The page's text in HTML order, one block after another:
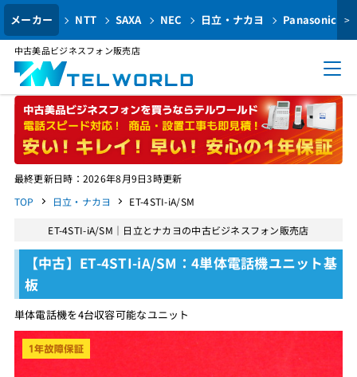
メーカー NTT SAXA NEC 日立・ナカヨ Panasonic >
中古美品ビジネスフォン販売店
最終更新日時：2026年8月9日3時更新
TOP
日立・ナカヨ ET-4STI-iA/SM
ET-4STI-iA/SM｜日立とナカヨの中古ビジネスフォン販売店
【中古】ET-4STI-iA/SM：4単体電話機ユニット基
板
単体電話機を4台収容可能なユニット